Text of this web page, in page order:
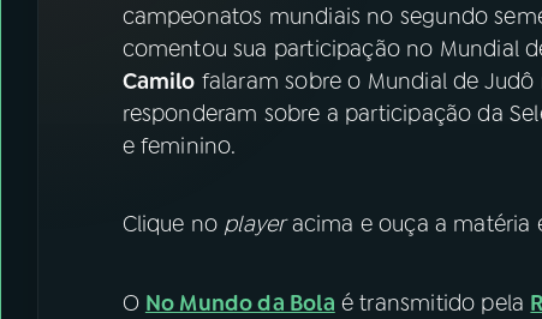
campeonatos mundiais no segundo
comentou sua participação no Mundial
Camilo falaram sobre o Mundial de
responderam sobre a participação da
e feminino.
Clique no playeracima e ouça a matéria
O No Mundo da Bola é transmitido pela